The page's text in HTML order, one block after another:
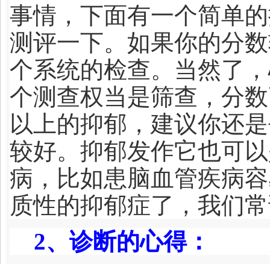
事情，下面有一个简单
测评一下。如果你的分
个系统的检查。当然了
个测查权当是筛查，分
以上的抑郁，建议你还
较好。抑郁发作它也可
病，比如患脑血管疾病
质性的抑郁症了，我们
2、 诊断的心得：